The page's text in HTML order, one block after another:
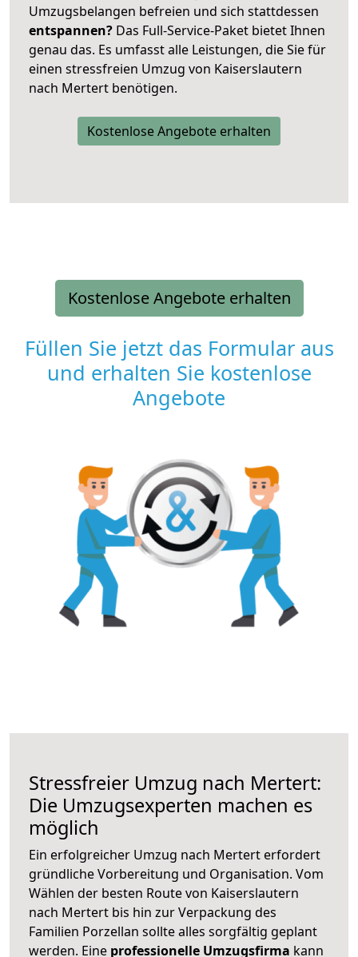
Umzugsbelangen befreien und sich stattdessen
entspannen? Das Full-Service-Paket bietet Ihnen
genau das. Es umfasst alle Leistungen, die Sie für
einen stressfreien Umzug von Kaiserslautern
nach Mertert benötigen.
Kostenlose Angebote erhalten
Kostenlose Angebote erhalten
Füllen Sie jetzt das Formular aus
und erhalten Sie kostenlose
Angebote
Stressfreier Umzug nach Mertert:
Die Umzugsexperten machen es
möglich
Ein erfolgreicher Umzug nach Mertert erfordert
gründliche Vorbereitung und Organisation. Vom
Wählen der besten Route von Kaiserslautern
nach Mertert bis hin zur Verpackung des
Familien Porzellan sollte alles sorgfältig geplant
werden. Eine professionelle Umzugsfirma kann